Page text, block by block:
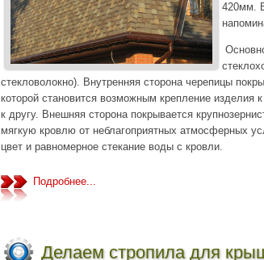
420мм.
стекловолокно). Внутренняя сторона черепицы
которой становится возможным крепление
к другу. Внешняя сторона покрывается
мягкую кровлю от неблагоприятных атмосферных
цвет и равномерное стекание воды с кровли.
Подробнее...
Делаем стропила для